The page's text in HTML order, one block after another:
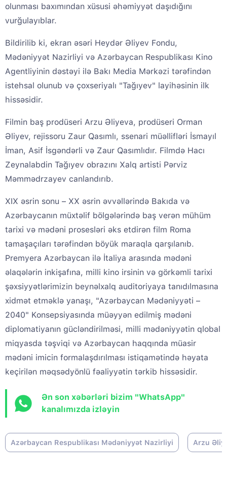
olunması baxımından xüsusi əhəmiyyət daşıdığını
vurğulayıblar.
Bildirilib ki, ekran əsəri Heydər Əliyev Fondu,
Mədəniyyət Nazirliyi və Azərbaycan Respublikası Kino
Agentliyinin dəstəyi ilə Bakı Media Mərkəzi tərəfindən
istehsal olunub və çoxseriyalı "Tağıyev" layihəsinin ilk
hissəsidir.
Filmin baş prodüseri Arzu Əliyeva, prodüseri Orman
Əliyev, rejissoru Zaur Qasımlı, ssenari müəllifləri İsmayıl
İman, Asif İsgəndərli və Zaur Qasımlıdır. Filmdə Hacı
Zeynalabdin Tağıyev obrazını Xalq artisti Pərviz
Məmmədrzayev canlandırıb.
XIX əsrin sonu – XX əsrin əvvəllərində Bakıda və
Azərbaycanın müxtəlif bölgələrində baş verən mühüm
tarixi və mədəni prosesləri əks etdirən film Roma
tamaşaçıları tərəfindən böyük maraqla qarşılanıb.
Premyera Azərbaycan ilə İtaliya arasında mədəni
əlaqələrin inkişafına, milli kino irsinin və görkəmli tarixi
şəxsiyyətlərimizin beynəlxalq auditoriyaya tanıdılmasına
xidmət etməklə yanaşı, "Azərbaycan Mədəniyyəti –
2040" Konsepsiyasında müəyyən edilmiş mədəni
diplomatiyanın gücləndirilməsi, milli mədəniyyətin qlobal
miqyasda təşviqi və Azərbaycan haqqında müasir
mədəni imicin formalaşdırılması istiqamətində həyata
keçirilən məqsədyönlü fəaliyyətin tərkib hissəsidir.
Ən son xəbərləri bizim "WhatsApp"
kanalımızda izləyin
Azərbaycan Respublikası Mədəniyyət Nazirliyi Arzu